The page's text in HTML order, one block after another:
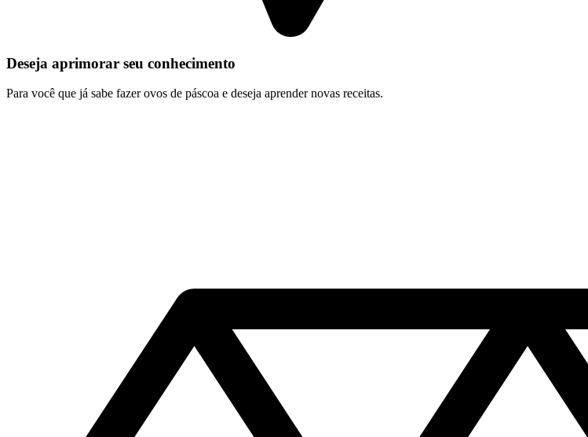
Deseja aprimorar seu conhecimento
Para você que já sabe fazer ovos de páscoa e deseja aprender novas receitas.